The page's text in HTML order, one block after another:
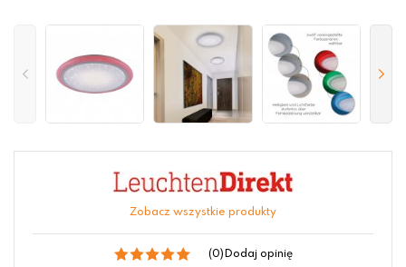
Zobacz wszystkie produkty
(0) Dodaj opinię